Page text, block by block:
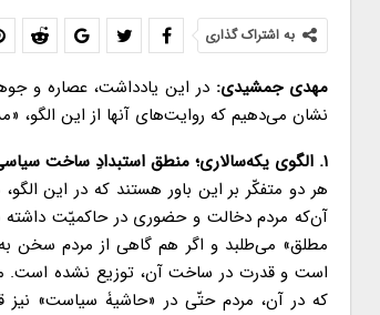
به اشتراک گذاری
مهدی جمشیدی: در این یادداشت، عصاره و
نشان می‌دهیم که روایت‌های آنها از این
۱. الگوی یکه‌سالاری؛ منطق استبدادِ ساخت سیاسی
هر دو متفکّر بر این باور هستند که در این
آن‌که مردم دخالت و حضوری در حاکمیّت داشته
مطلق» می‌طلبد و اگر هم گاهی از مردم سخن
است و قدرت در ساخت آن، توزیع نشده است. ما
که در آن، مردم حتّی در «حاشیۀ سیاست» نیز